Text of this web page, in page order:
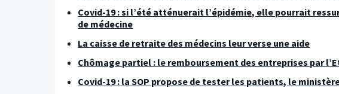
Covid-19 : si l’été atténuerait l’épidémie, elle pourrait
de médecine
La caisse de retraite des médecins leur verse une aide
Chômage partiel : le remboursement des entreprises par
Covid-19 : la SOP propose de tester les patients, le